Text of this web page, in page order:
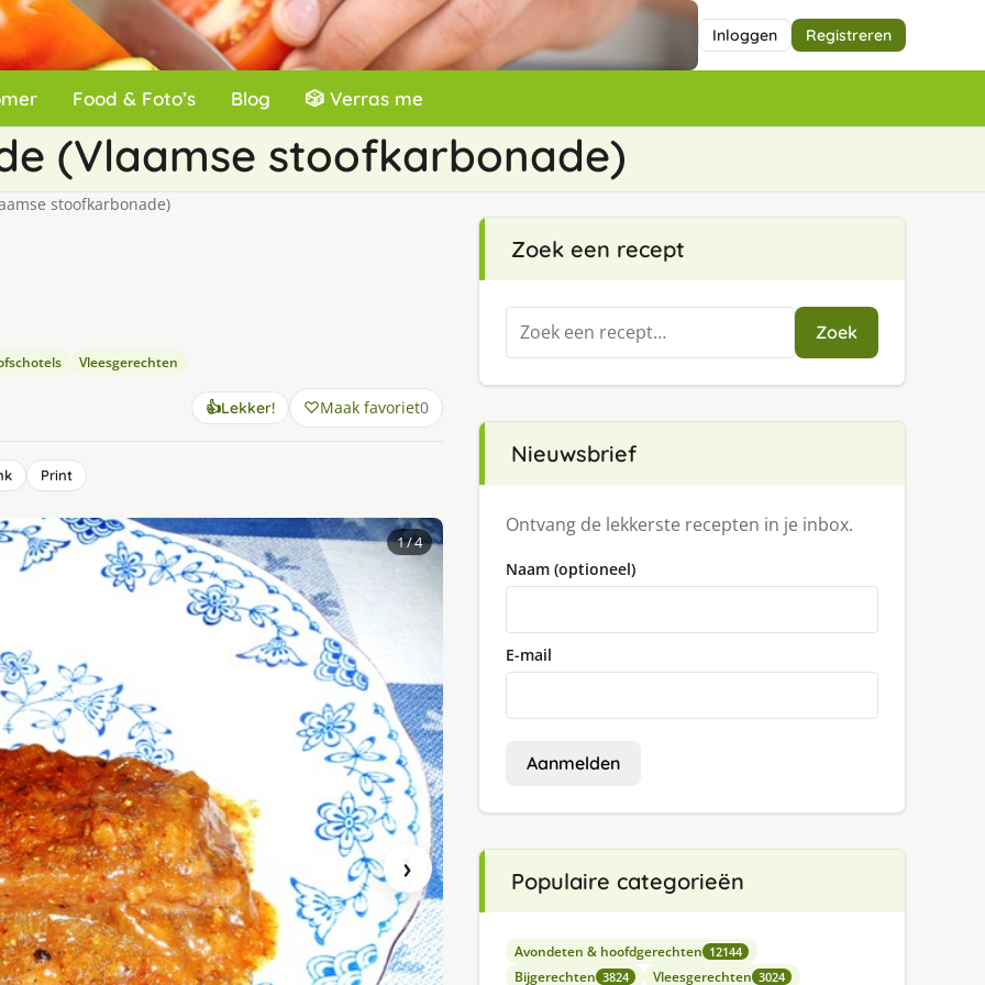
Inloggen Registreren
Food & Foto’s Blog 🎲 Verras me
(Vlaamse stoofkarbonade)
stoofkarbonade)
Vleesgerechten
👍Lekker! Maak favoriet0
Print
›
1/ 4
Zoek een recept
Zoeken
naar:
Zoek
Nieuwsbrief
Ontvang de lekkerste recepten in je inbox.
Naam (optioneel)
E-mail
Aanmelden
Populaire categorieën
Avondeten & hoofdgerechten 12144
Bijgerechten 3824 Vleesgerechten 3024